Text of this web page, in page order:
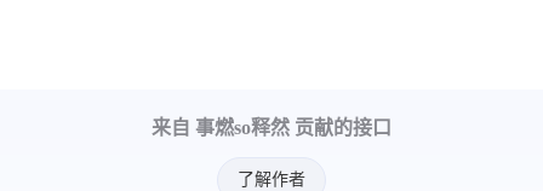
来自 事燃so释然 贡献的接口
了解作者